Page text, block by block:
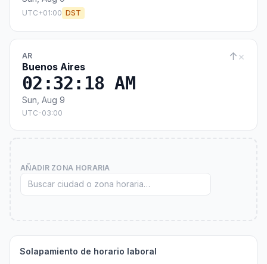
UTC+01:00 DST
AR
Buenos Aires
↑×
02:32:19 AM
Sun, Aug 9
UTC-03:00
AÑADIR ZONA HORARIA
Solapamiento de horario laboral